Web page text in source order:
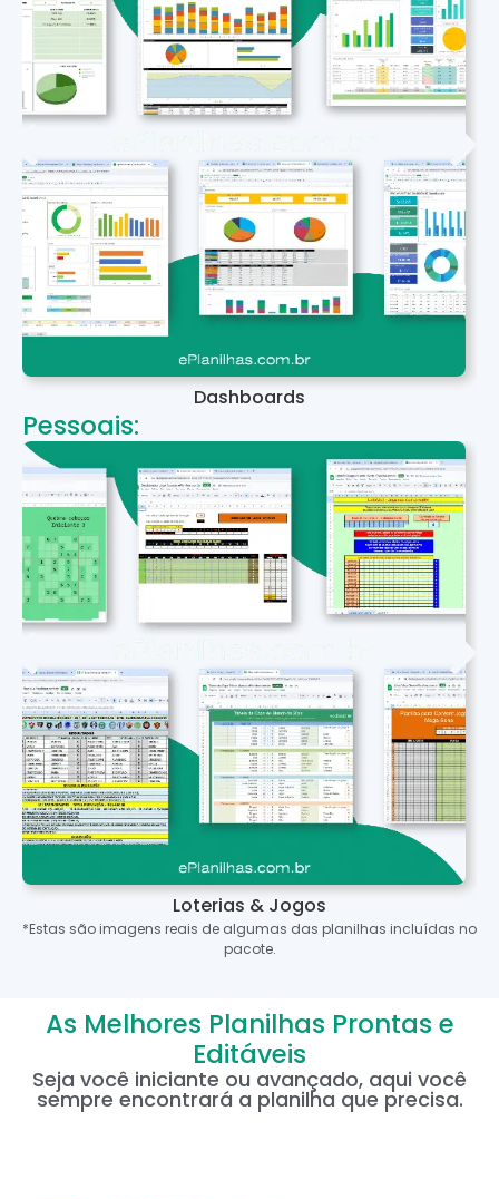
Dashboards
Pessoais:
Loterias & Jogos
*Estas são imagens reais de algumas das planilhas incluídas no
pacote.
As Melhores Planilhas Prontas e
Editáveis
Seja você iniciante ou avançado, aqui você
sempre encontrará a planilha que precisa.